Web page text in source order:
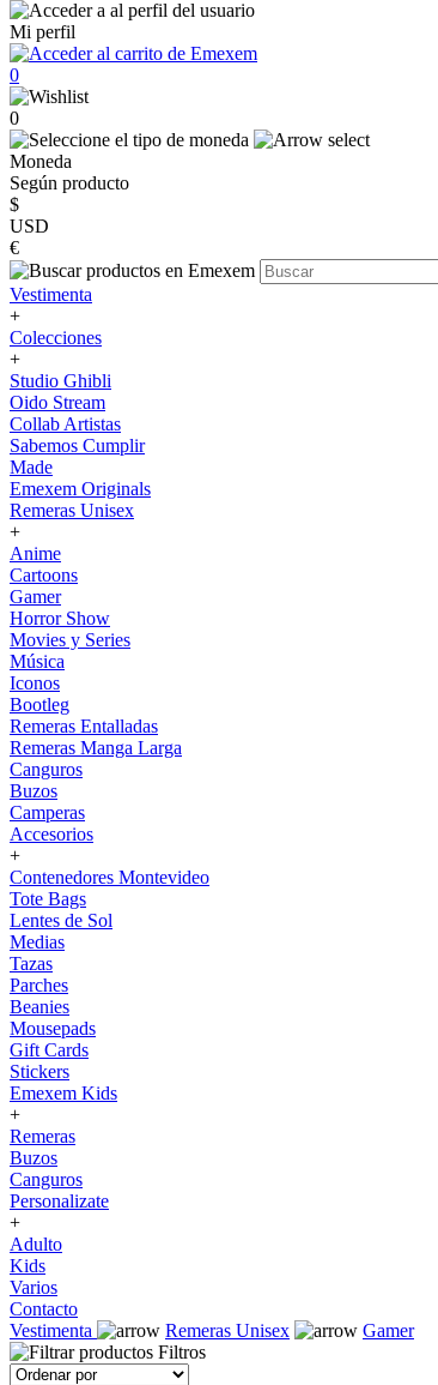
Mi perfil
0
0
Moneda
Según producto
$
USD
€
Vestimenta
+
Colecciones
+
Studio Ghibli
Oido Stream
Collab Artistas
Sabemos Cumplir
Made
Emexem Originals
Remeras Unisex
+
Anime
Cartoons
Gamer
Horror Show
Movies y Series
Música
Iconos
Bootleg
Remeras Entalladas
Remeras Manga Larga
Canguros
Buzos
Camperas
Accesorios
+
Contenedores Montevideo
Tote Bags
Lentes de Sol
Medias
Tazas
Parches
Beanies
Mousepads
Gift Cards
Stickers
Emexem Kids
+
Remeras
Buzos
Canguros
Personalizate
+
Adulto
Kids
Varios
Contacto
Vestimenta
Remeras Unisex
Gamer
Filtros